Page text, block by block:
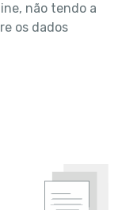
não tendo a
os dados